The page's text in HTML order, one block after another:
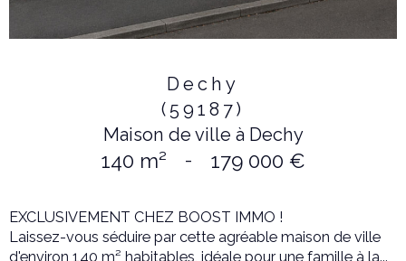
Dechy
(59187)
Maison de ville à Dechy
140 m² - 179 000 €
EXCLUSIVEMENT CHEZ BOOST IMMO !
Laissez-vous séduire par cette agréable maison de ville
d'environ 140 m² habitables, idéale pour une famille à la...